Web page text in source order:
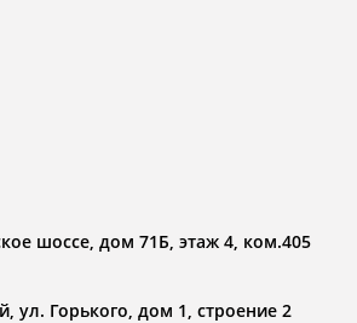
шоссе, дом 71Б, этаж 4, ком.405
ул. Горького, дом 1, строение 2